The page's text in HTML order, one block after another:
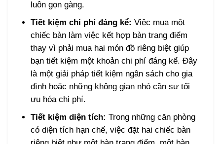
luôn gọn gàng.
Tiết kiệm chi phí đáng kể:Việc mua một
chiếc bàn làm việc kết hợp bàn trang điểm
thay vì phải mua hai món đồ riêng biệt giúp
bạn tiết kiệm một khoản chi phí đáng kể. Đây
là một giải pháp tiết kiệm ngân sách cho gia
đình hoặc những không gian nhỏ cần sự tối
ưu hóa chi phí.
Tiết kiệm diện tích:Trong những căn phòng
có diện tích hạn chế, việc đặt hai chiếc bàn